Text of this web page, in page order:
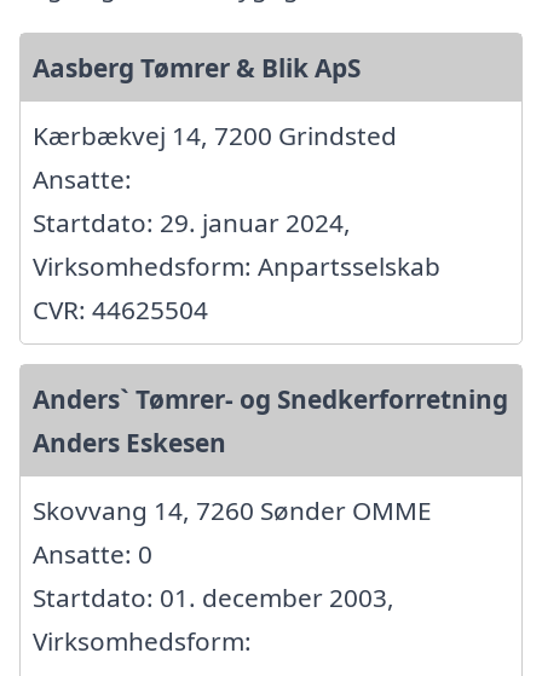
Aasberg Tømrer & Blik ApS
Kærbækvej 14, 7200 Grindsted
Ansatte:
Startdato: 29. januar 2024,
Virksomhedsform: Anpartsselskab
CVR: 44625504
Anders` Tømrer- og Snedkerforretning
Anders Eskesen
Skovvang 14, 7260 Sønder OMME
Ansatte: 0
Startdato: 01. december 2003,
Virksomhedsform: